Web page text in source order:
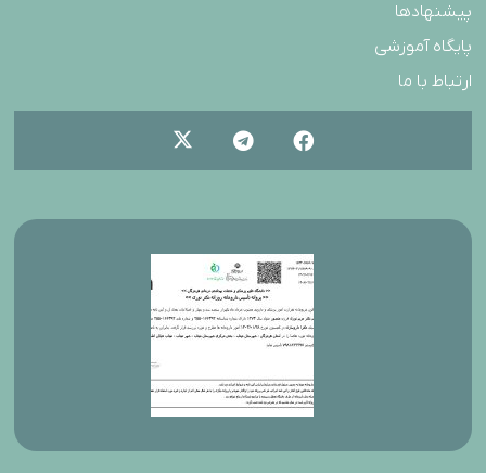
پیشنهادها
پایگاه آموزشی
ارتباط با ما